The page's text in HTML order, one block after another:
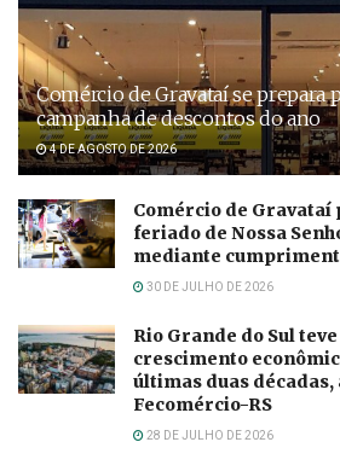
Comércio de Gravataí se prepara
campanha de descontos do ano
4 DE AGOSTO DE 2026
Comércio de
feriado de Nossa
mediante
30 DE JULHO DE 2026
Rio Grande do Sul
crescimento
últimas duas
Fecomércio-RS
28 DE JULHO DE 2026